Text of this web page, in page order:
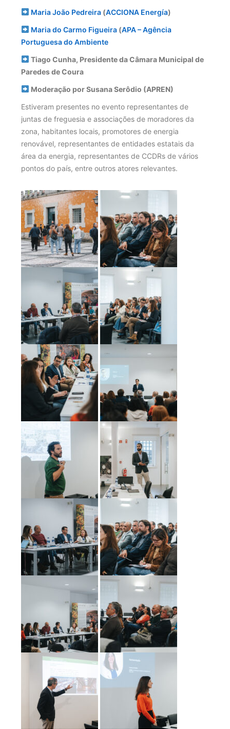
Maria João Pedreira (ACCIONA Energía)
Maria do Carmo Figueira (APA – Agência
Portuguesa do Ambiente
Tiago Cunha, Presidente da Câmara Municipal de
Paredes de Coura
Moderação por Susana Serôdio (APREN)
Estiveram presentes no evento representantes de
juntas de freguesia e associações de moradores da
zona, habitantes locais, promotores de energia
renovável, representantes de entidades estatais da
área da energia, representantes de CCDRs de vários
pontos do país, entre outros atores relevantes.